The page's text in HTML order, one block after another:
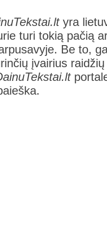
yra
turi tokią pačią
Be to,
įvairius